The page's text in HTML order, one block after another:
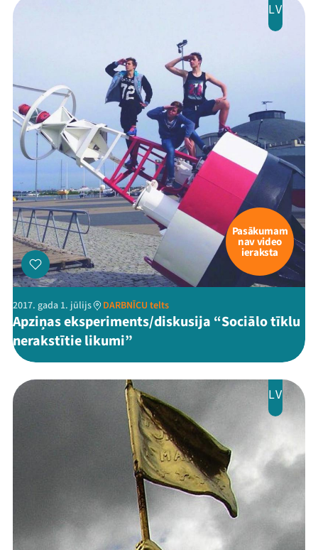
LV
Pasākumam
nav video
ieraksta
2017. gada 1. jūlijs DARBNĪCU telts
Apziņas eksperiments/diskusija “Sociālo tīklu
nerakstītie likumi”
LV